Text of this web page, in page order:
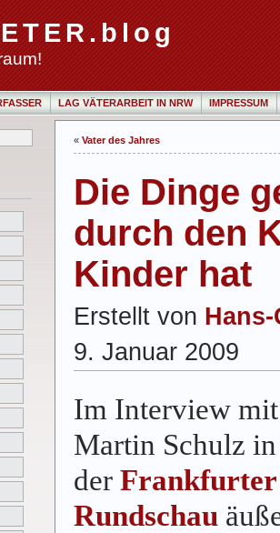
LAG VÄTERARBEIT IN NRW IMPRESSUM
« Vater des Jahres
Die Dinge
durch den
Kinder hat
Erstellt von
9. Januar 2009
Im Interview mit
Martin Schulz in
der Frankfurter
Rundschau